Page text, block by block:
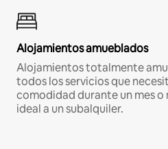
Alojamientos amueblados
Alojamientos totalmente
todos los servicios que
comodidad durante un mes o
ideal a un subalquiler.